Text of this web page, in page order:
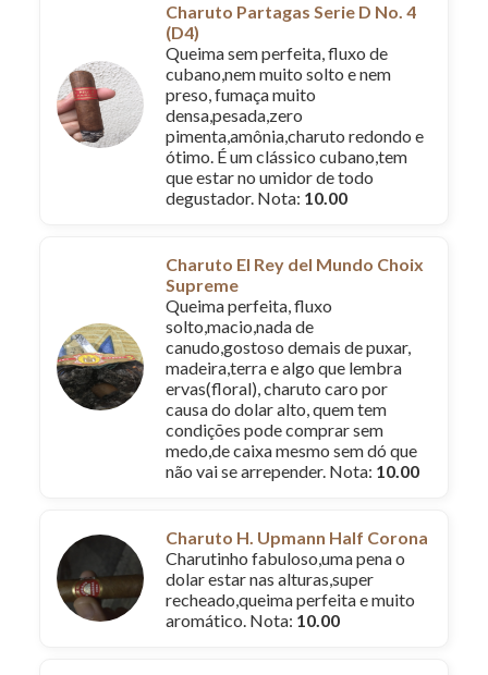
Charuto Partagas Serie D No. 4
(D4)
Queima sem perfeita, fluxo de
cubano,nem muito solto e nem
preso, fumaça muito
densa,pesada,zero
pimenta,amônia,charuto redondo e
ótimo. É um clássico cubano,tem
que estar no umidor de todo
degustador. Nota: 10.00
Charuto El Rey del Mundo Choix
Supreme
Queima perfeita, fluxo
solto,macio,nada de
canudo,gostoso demais de puxar,
madeira,terra e algo que lembra
ervas(floral), charuto caro por
causa do dolar alto, quem tem
condições pode comprar sem
medo,de caixa mesmo sem dó que
não vai se arrepender. Nota: 10.00
Charuto H. Upmann Half Corona
Charutinho fabuloso,uma pena o
dolar estar nas alturas,super
recheado,queima perfeita e muito
aromático. Nota: 10.00